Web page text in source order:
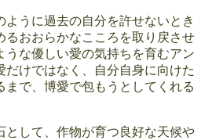
ように過去の自分を許せないとき
るおおらかなこころを取り戻させ
うな優しい愛の気持ちを育むアン
だけではなく、自分自身に向けた
まで、博愛で包もうとしてくれる
として、作物が育つ良好な天候や